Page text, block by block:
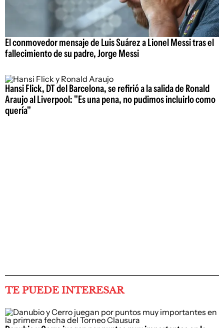
El conmovedor mensaje de Luis Suárez a Lionel Messi tras el
fallecimiento de su padre, Jorge Messi
Hansi Flick, DT del Barcelona, se refirió a la salida de Ronald
Araujo al Liverpool: "Es una pena, no pudimos incluirlo como
quería"
TE PUEDE INTERESAR